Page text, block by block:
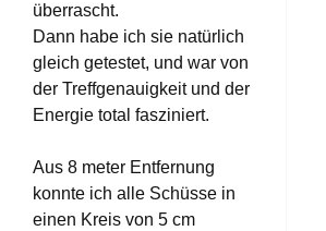
überrascht.
Dann habe ich sie natürlich
gleich getestet, und war von
der Treffgenauigkeit und der
Energie total fasziniert.
Aus 8 meter Entfernung
konnte ich alle Schüsse in
einen Kreis von 5 cm